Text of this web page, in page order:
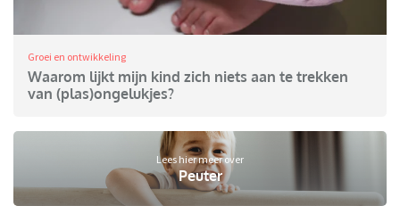
Groei en ontwikkeling
Waarom lijkt mijn kind zich niets aan te trekken
van (plas)ongelukjes?
Lees hier meer over
Peuter